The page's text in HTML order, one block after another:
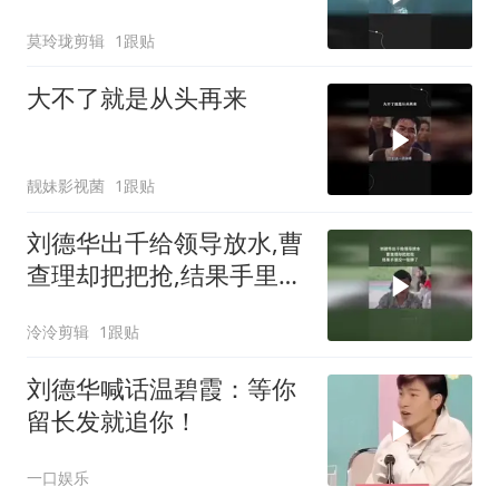
莫玲珑剪辑 1跟贴
大不了就是从头再来
靓妹影视菌 1跟贴
刘德华出千给领导放水,曹
查理却把把抢,结果手里没
泠泠剪辑 1跟贴
刘德华喊话温碧霞：等你
留长发就追你！
一口娱乐